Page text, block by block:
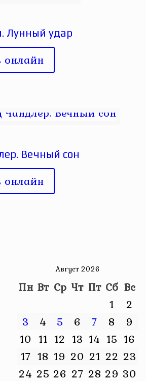
Лунный удар
онлайн
Вечный сон
онлайн
Август 2026
Пн Вт Ср Чт Пт Сб Вс
1
2
3
4 5 6 7 8
9
10 11 12 13 14 15 16
17 18 19 20 21 22 23
24 25 26 27 28 29 30